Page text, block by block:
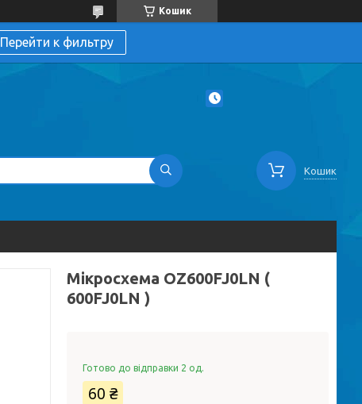
Кошик
Перейти к фильтру
Кошик
Мікросхема OZ600FJ0LN (
600FJ0LN )
Готово до відправки 2 од.
60 ₴